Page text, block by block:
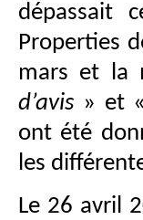
dépassait
Properties
mars et la
d’avis » et
ont été
les
Le 26 avril